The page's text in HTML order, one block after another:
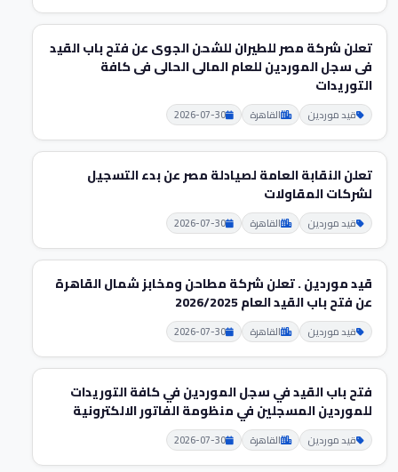
تعلن شركة مصر للطيران للشحن الجوى عن فتح باب القيد
فى سجل الموردين للعام المالى الحالى فى كافة
التوريدات
قيد موردين القاهرة 2026-07-30
تعلن النقابة العامة لصيادلة مصر عن بدء التسجيل
لشركات المقاولات
قيد موردين القاهرة 2026-07-30
قيد موردين . تعلن شركة مطاحن ومخابز شمال القاهرة
عن فتح باب القيد العام 2026/2025
قيد موردين القاهرة 2026-07-30
فتح باب القيد في سجل الموردين في كافة التوريدات
للموردين المسجلين في منظومة الفاتور الالكترونية
قيد موردين القاهرة 2026-07-30